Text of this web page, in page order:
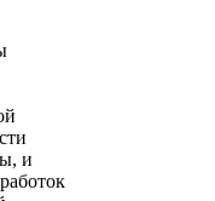
и